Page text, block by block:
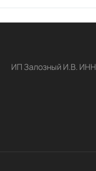
ИП Залозный И.В.